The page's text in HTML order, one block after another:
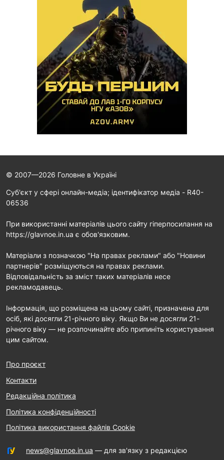
© 2007—2026 Головне в Україні
Cуб'єкт у сфері онлайн-медіа; ідентифікатор медіа - R40-
06536
При використанні матеріалів цього сайту гіперпосилання на
https://glavnoe.in.ua є обов'язковим.
Матеріали з позначкою "На правах реклами" або "Новини
партнерів" розміщуються на правах реклами.
Відповідальність за зміст таких матеріалів несе
рекламодавець.
Інформація, що розміщена на цьому сайті, призначена для
осіб, які досягли 21-річного віку. Якщо Ви не досягли 21-
річного віку — не розпочинайте або припиніть користування
цим сайтом.
Про проєкт
Контакти
Редакційна політика
Політика конфіденційності
Політика використання файлів Cookie
news@glavnoe.in.ua — для зв'язку з редакцією